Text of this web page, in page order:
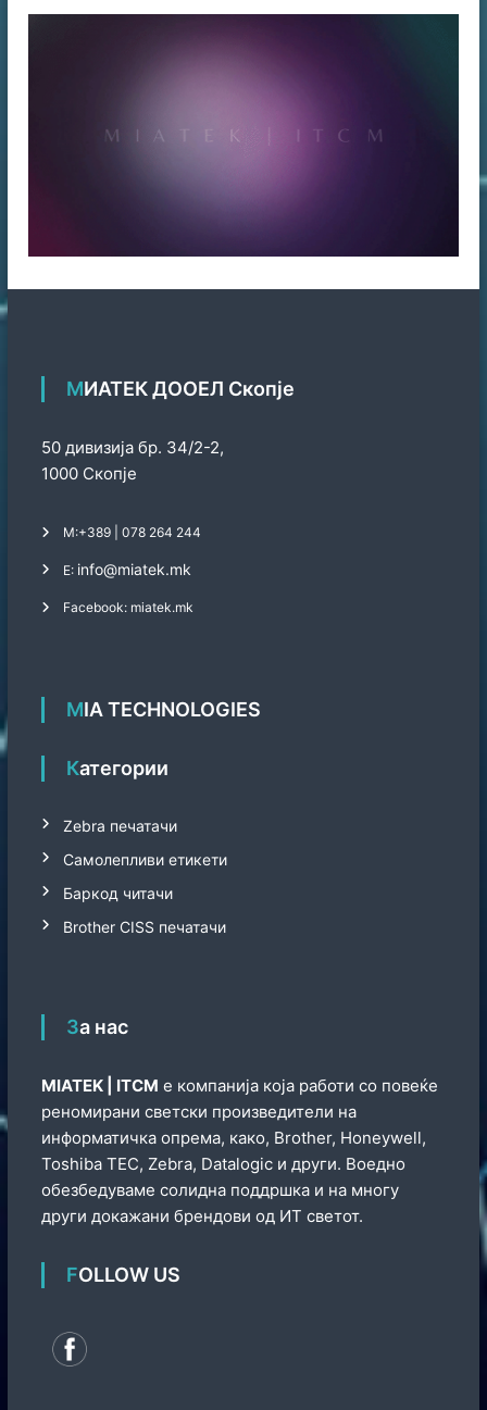
МИАТЕК ДООЕЛ Скопје
50 дивизија бр. 34/2-2,
1000 Скопје
М:+389 | 078 264 244
Е: info@miatek.mk
Facebook: miatek.mk
MIA TECHNOLOGIES
Категории
Zebra печатачи
Самолепливи етикети
Баркод читачи
Brother CISS печатачи
За нас
МIATEK | ITCM е компанија која работи со повеќе
реномирани светски произведители на
информатичка опрема, како, Brother, Honeywell,
Toshiba TEC, Zebra, Datalogic и други. Воедно
обезбедуваме солидна поддршка и на многу
други докажани брендови од ИТ светот.
FOLLOW US